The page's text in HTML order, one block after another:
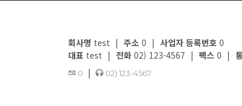
회사명 test | 주소 0 | 사업자 등록번호 0
대표 test | 전화 02) 123-4567 | 팩스 0 |
0 | 02) 123-4567